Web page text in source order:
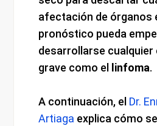
afectación de órganos
pronóstico pueda
desarrollarse
grave como el
linfoma.
A continuación, el Dr.
Artiaga explica cómo